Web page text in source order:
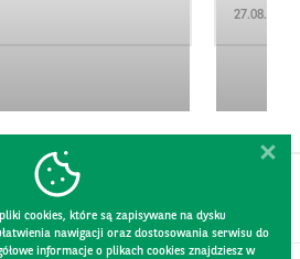
27.08.2021
cookies, które są zapisywane na dysku
nawigacji oraz dostosowania serwisu do
informacje o plikach cookies znajdziesz w